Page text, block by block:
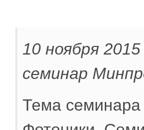
10 ноября
семинар
Тема семинара